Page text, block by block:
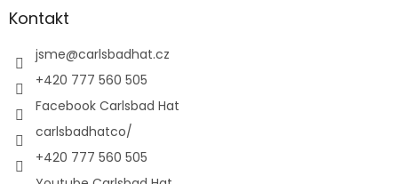
Kontakt
jsme@carlsbadhat.cz
+420 777 560 505
Facebook Carlsbad Hat
carlsbadhatco/
+420 777 560 505